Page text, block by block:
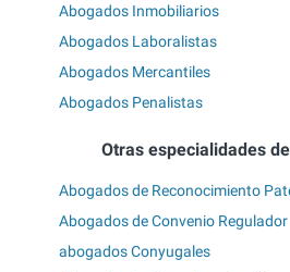
Abogados Inmobiliarios
Abogados Laboralistas
Abogados Mercantiles
Abogados Penalistas
Otras especialidades
Abogados de Reconocimiento
Abogados de Convenio Regulador
abogados Conyugales